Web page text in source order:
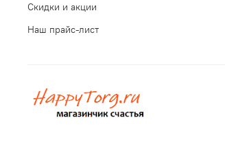
Скидки и акции
Наш прайс-лист